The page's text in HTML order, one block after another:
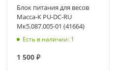
Блок питания для весов
Масса-К PU-DC-RU
Мк5.087.005-01 (41664)
Есть в наличии: 1
1 500 ₽